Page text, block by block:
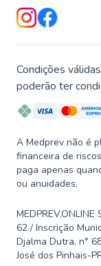
Condições
poderão ter
A Medprev não é
financeira de
paga apenas
ou anuidades.
62 / Inscrição
Djalma Dutra, n°
José dos Pinhais-